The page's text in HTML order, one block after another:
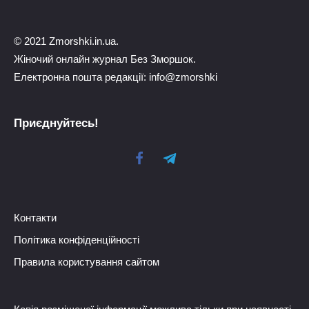
© 2021 Zmorshki.in.ua.
Жіночий онлайн журнал Без Зморшок.
Електронна пошта редакції: info@zmorshki
Приєднуйтесь!
Контакти
Політика конфіденційності
Правила користування сайтом